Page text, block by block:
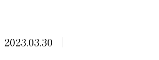
2023.03.30